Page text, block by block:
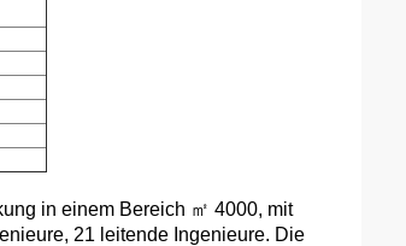
in einem Bereich ㎡ 4000, mit
21 leitende Ingenieure. Die